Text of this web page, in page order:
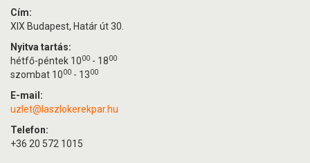
Cím:
XIX Budapest, Határ út 30.
Nyitva tartás:
hétfő-péntek 1000 - 1800
szombat 1000 - 1300
E-mail:
uzlet@laszlokerekpar.hu
Telefon:
+36 20 572 1015